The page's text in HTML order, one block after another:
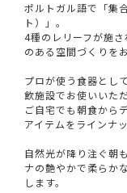
ポルトガル語で「集
ト）」。
4種のレリーフが施
のある空間づくりを
プロが使う食器とし
飲施設でお使いいた
ご自宅でも朝食から
アイテムをラインナッ
自然光が降り注ぐ朝
ナの艶やかで柔らか
します。